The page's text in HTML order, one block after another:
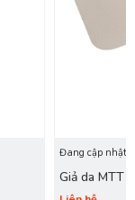
nhận báo giá chi
Đang cập nhật
Giả da MTT